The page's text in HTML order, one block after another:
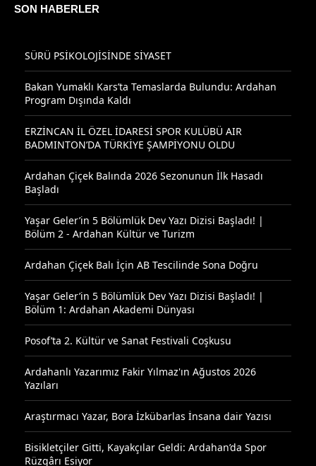
SON HABERLER
SÜRÜ PSİKOLOJİSİNDE SİYASET
Bakan Yumaklı Kars’ta Temaslarda Bulundu: Ardahan
Program Dışında Kaldı
ERZİNCAN İL ÖZEL İDARESİ SPOR KULÜBÜ AIR
BADMINTON’DA TÜRKİYE ŞAMPİYONU OLDU
Ardahan Çiçek Balında 2026 Sezonunun İlk Hasadı
Başladı
Yaşar Geler’in 5 Bölümlük Dev Yazı Dizisi Başladı! |
Bölüm 2 - Ardahan Kültür ve Turizm
Ardahan Çiçek Balı İçin AB Tescilinde Sona Doğru
Yaşar Geler’in 5 Bölümlük Dev Yazı Dizisi Başladı! |
Bölüm 1: Ardahan Akademi Dünyası
Posof’ta 2. Kültür ve Sanat Festivali Coşkusu
Ardahanlı Yazarımız Fakir Yılmaz'ın Ağustos 2026
Yazıları
Araştırmacı Yazar, Bora İzkübarlas İnsana dair Yazısı
Bisikletçiler Gitti, Kayakçılar Geldi: Ardahan’da Spor
Rüzgârı Esiyor